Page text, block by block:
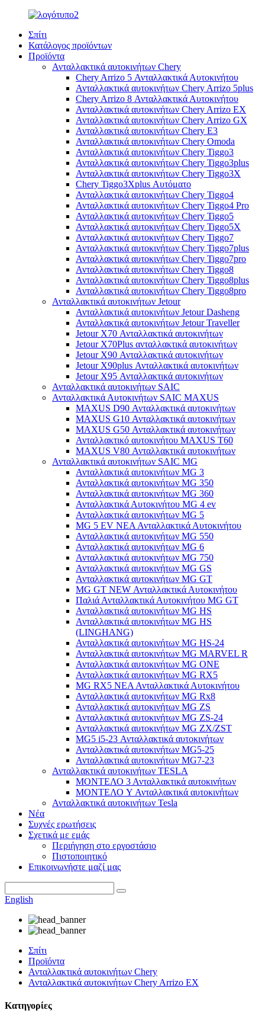
Σπίτι
Κατάλογος προϊόντων
Προϊόντα
Ανταλλακτικά αυτοκινήτων Chery
Chery Arrizo 5 Ανταλλακτικά Αυτοκινήτου
Ανταλλακτικά αυτοκινήτων Chery Arrizo 5plus
Chery Arrizo 8 Ανταλλακτικά Αυτοκινήτου
Ανταλλακτικά αυτοκινήτων Chery Arrizo EX
Ανταλλακτικά αυτοκινήτων Chery Arrizo GX
Ανταλλακτικά αυτοκινήτων Chery E3
Ανταλλακτικά αυτοκινήτων Chery Omoda
Ανταλλακτικά αυτοκινήτων Chery Tiggo3
Ανταλλακτικά αυτοκινήτων Chery Tiggo3plus
Ανταλλακτικά αυτοκινήτων Chery Tiggo3X
Chery Tiggo3Xplus Αυτόματο
Ανταλλακτικά αυτοκινήτων Chery Tiggo4
Ανταλλακτικά αυτοκινήτων Chery Tiggo4 Pro
Ανταλλακτικά αυτοκινήτων Chery Tiggo5
Ανταλλακτικά αυτοκινήτων Chery Tiggo5X
Ανταλλακτικά αυτοκινήτων Chery Tiggo7
Ανταλλακτικά αυτοκινήτων Chery Tiggo7plus
Ανταλλακτικά αυτοκινήτων Chery Tiggo7pro
Ανταλλακτικά αυτοκινήτων Chery Tiggo8
Ανταλλακτικά αυτοκινήτων Chery Tiggo8plus
Ανταλλακτικά αυτοκινήτων Chery Tiggo8pro
Ανταλλακτικά αυτοκινήτων Jetour
Ανταλλακτικά αυτοκινήτων Jetour Dasheng
Ανταλλακτικά αυτοκινήτων Jetour Traveller
Jetour X70 Ανταλλακτικά αυτοκινήτων
Jetour X70Plus ανταλλακτικά αυτοκινήτων
Jetour X90 Ανταλλακτικά αυτοκινήτων
Jetour X90plus Ανταλλακτικά αυτοκινήτων
Jetour X95 Ανταλλακτικά αυτοκινήτων
Ανταλλακτικά αυτοκινήτων SAIC
Ανταλλακτικά Αυτοκινήτων SAIC MAXUS
MAXUS D90 Ανταλλακτικά αυτοκινήτων
MAXUS G10 Ανταλλακτικά αυτοκινήτων
MAXUS G50 Ανταλλακτικά αυτοκινήτων
Ανταλλακτικό αυτοκινήτου MAXUS T60
MAXUS V80 Ανταλλακτικά αυτοκινήτων
Ανταλλακτικά αυτοκινήτων SAIC MG
Ανταλλακτικά αυτοκινήτων MG 3
Ανταλλακτικά αυτοκινήτων MG 350
Ανταλλακτικά αυτοκινήτων MG 360
Ανταλλακτικά Αυτοκινήτου MG 4 ev
Ανταλλακτικά αυτοκινήτων MG 5
MG 5 EV ΝΕΑ Ανταλλακτικά Αυτοκινήτου
Ανταλλακτικά αυτοκινήτων MG 550
Ανταλλακτικά αυτοκινήτων MG 6
Ανταλλακτικά αυτοκινήτων MG 750
Ανταλλακτικά αυτοκινήτων MG GS
Ανταλλακτικά αυτοκινήτων MG GT
MG GT NEW Ανταλλακτικά Αυτοκινήτου
Παλιά Ανταλλακτικά Αυτοκινήτου MG GT
Ανταλλακτικά αυτοκινήτων MG HS
Ανταλλακτικά αυτοκινήτων MG HS
(LINGHANG)
Ανταλλακτικά αυτοκινήτων MG HS-24
Ανταλλακτικά αυτοκινήτων MG MARVEL R
Ανταλλακτικά αυτοκινήτων MG ONE
Ανταλλακτικά αυτοκινήτων MG RX5
MG RX5 ΝΕΑ Ανταλλακτικά Αυτοκινήτου
Ανταλλακτικά αυτοκινήτων MG Rx8
Ανταλλακτικά αυτοκινήτων MG ZS
Ανταλλακτικά αυτοκινήτων MG ZS-24
Ανταλλακτικά αυτοκινήτων MG ZX/ZST
MG5 i5-23 Ανταλλακτικά αυτοκινήτων
Ανταλλακτικά αυτοκινήτων MG5-25
Ανταλλακτικά αυτοκινήτων MG7-23
Ανταλλακτικά αυτοκινήτων TESLA
ΜΟΝΤΕΛΟ 3 Ανταλλακτικά αυτοκινήτων
ΜΟΝΤΕΛΟ Y Ανταλλακτικά αυτοκινήτων
Ανταλλακτικά αυτοκινήτων Tesla
Νέα
Συχνές ερωτήσεις
Σχετικά με εμάς
Περιήγηση στο εργοστάσιο
Πιστοποιητικό
Επικοινωνήστε μαζί μας
English
Σπίτι
Προϊόντα
Ανταλλακτικά αυτοκινήτων Chery
Ανταλλακτικά αυτοκινήτων Chery Arrizo EX
Κατηγορίες